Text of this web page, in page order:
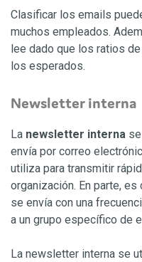
Clasificar los emails
muchos empleados.
lee dado que los ratios
los esperados.
Newsletter interna
La newsletter interna
envía por correo
utiliza para transmitir
organización. En parte,
se envía con una
a un grupo específico de
La newsletter interna se